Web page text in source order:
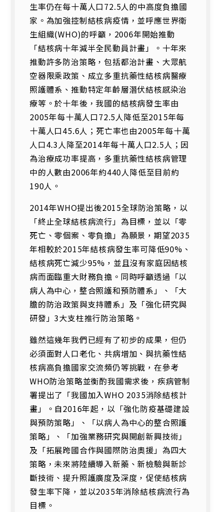
生率仍在每十萬人口72.5人的中高度負擔國
家。為加強控制結核病疫情，並呼應世界衛
生組織(WHO)的呼籲，2006年開始推動
「結核病十年減半全民動員計畫」。十年來
推動許多防治策略，包括都治計畫、大眾航
空器限乘政策、成立多重抗藥性結核病醫療
照護體系、推動特定年齡層潛伏結核感染治
療等。於十年後，我國的結核病發生率由
2005年每十萬人口72.5人降低至2015年每
十萬人口45.6人；死亡率也由2005年每十萬
人口4.3人降至2014年每十萬人口2.5人；因
為治療成功率提高，多重抗藥性結核病管理
中的人數由2006年約440人降低至目前約
190人。
2014年WHO提出後2015全球防治策略，以
「終止全球結核病流行」為目標，並以「零
死亡、零個案、零負擔」為願景，期望2035
年相較於2015年結核病發生率可降低90%、
結核病死亡減少95%，並且沒有家庭因結核
病而面臨重大財務負擔。同時呼籲透過「以
病人為中心，整合照護和預防體系」、「大
膽的防治政策與支持體系」及「強化研究與
研發」3大支柱推行防治策略。
雖然這幾年我們已經有了初步的成果，但仍
必須面對人口老化、共病增加、與抗藥性結
核病高負擔國家交流頻仍等挑戰，在參考
WHO防治策略並衡酌我國需求後，疾病管制
署提出了「我國加入WHO 2035消除結核計
畫」。自2016年起，以「強化防疫基礎建設
與預防策略」、「以病人為中心的整合照護
策略」、「加強業務研究與開創新興技術」
及「拓展跨國合作與國際防治奧援」為四大
策略，未來將陸續導入新藥、新檢驗與新診
斷技術、提升照護廣度及深度，促使結核病
發生率下降，並以2035年消除結核病流行為
目標。